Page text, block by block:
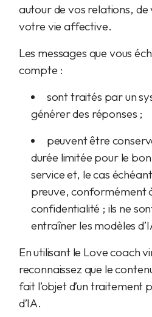
autour de vos relations,
votre vie affective.
Les messages que vous
compte :
sont traités par un
générer des réponses ;
peuvent être
durée limitée pour le
service et, le cas
preuve, conformément
confidentialité ; ils ne
entraîner les modèles
En utilisant le Love coach
reconnaissez que le
fait l’objet d’un traitement
d’IA.